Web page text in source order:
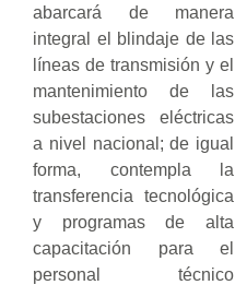
abarcará de manera
integral el blindaje de las
líneas de transmisión y el
mantenimiento de las
subestaciones eléctricas
a nivel nacional; de igual
forma, contempla la
transferencia tecnológica
y programas de alta
capacitación para el
personal técnico